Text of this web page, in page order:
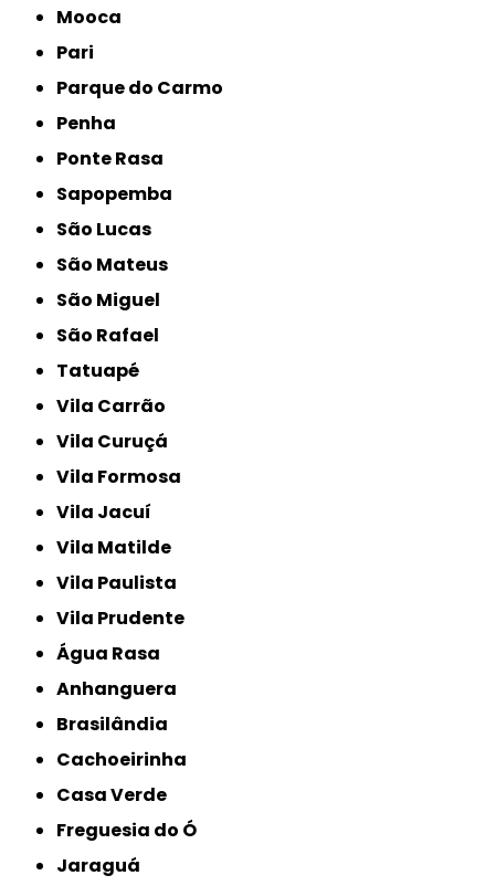
Mooca
Pari
Parque do Carmo
Penha
Ponte Rasa
Sapopemba
São Lucas
São Mateus
São Miguel
São Rafael
Tatuapé
Vila Carrão
Vila Curuçá
Vila Formosa
Vila Jacuí
Vila Matilde
Vila Paulista
Vila Prudente
Água Rasa
Anhanguera
Brasilândia
Cachoeirinha
Casa Verde
Freguesia do Ó
Jaraguá